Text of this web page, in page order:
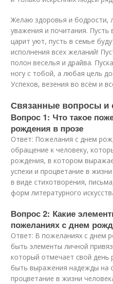
Желаю здоровья и бодрости,
уважения и почитания. Пусть
царит уют, пусть в семье
исполнения всех желаний!
полон веселья и драйва.
ногу с тобой, а любая цель
Успехов, везения во всём и
Связанные вопросы и
Вопрос 1: Что такое
рождения в прозе
Ответ: Пожелания с днем
обращение к человеку,
рождения, в котором
успехи и процветание в
в виде стихотворения,
форм литературного
Вопрос 2: Какие
пожеланиях с днем
Ответ: В пожеланиях с днем
быть элементы личной
который отмечает свой день
быть выражения надежды на
процветание в жизни